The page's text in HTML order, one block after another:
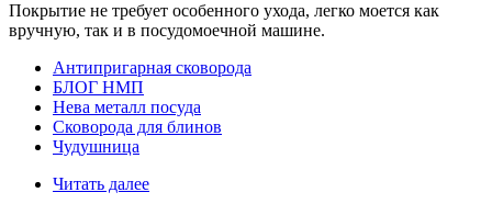
Покрытие не требует особенного ухода, легко моется как
вручную, так и в посудомоечной машине.
Антипригарная сковорода
БЛОГ НМП
Нева металл посуда
Сковорода для блинов
Чудушница
Читать далее